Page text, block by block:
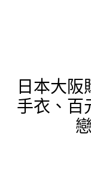
日本大
手衣、